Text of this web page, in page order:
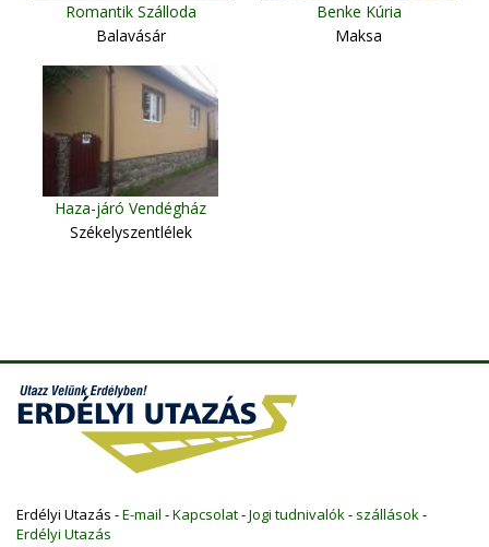
Romantik Szálloda
Balavásár
Benke Kúria
Maksa
Haza-járó Vendégház
Székelyszentlélek
Erdélyi Utazás -E-mail -Kapcsolat-Jogi tudnivalók- szállások-
Erdélyi Utazás